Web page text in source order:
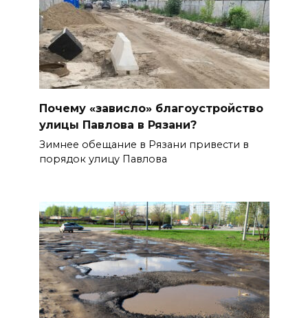
Почему «зависло» благоустройство
улицы Павлова в Рязани?
Зимнее обещание в Рязани привести в
порядок улицу Павлова